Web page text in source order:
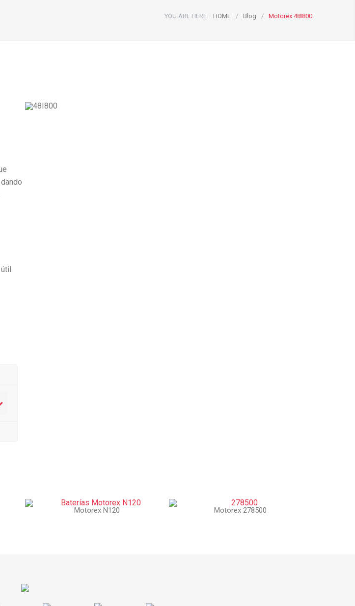
YOU ARE HERE: HOME / Blog / Motorex 48I800
Motorex N120 Motorex 278500